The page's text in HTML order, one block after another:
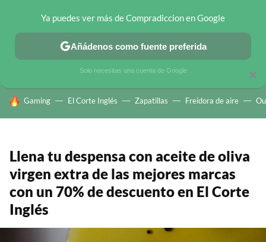
CHOLLOS TELEGRAM OFERTAS EN MÓVILES OFERTAS EN
HOY SE HABLA DE
Gaming El Corte Inglés Zapatillas Freidora de aire
Llena tu despensa con aceite de oliva
virgen extra de las mejores marcas
con un 70% de descuento en El Corte
Inglés
×
Ya puedes ver más de Compradiccion en Google
Añádenos como fuente preferida
Solo necesitas una cuenta de Google